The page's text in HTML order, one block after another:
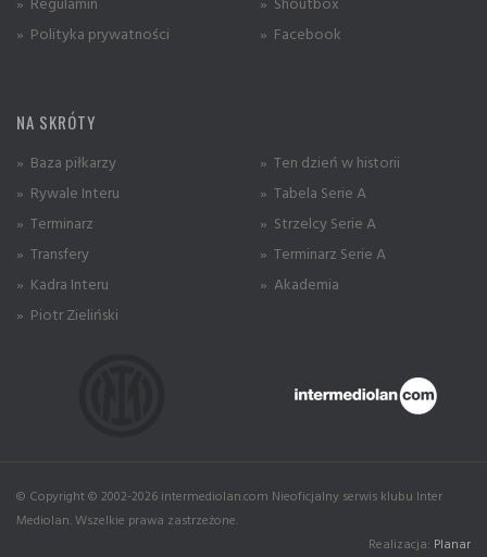
» Polityka prywatności
» Facebook
NA SKRÓTY
» Baza piłkarzy
» Rywale Interu
» Terminarz
» Transfery
» Kadra Interu
» Piotr Zieliński
» Ten dzień w historii
» Tabela Serie A
» Strzelcy Serie A
» Terminarz Serie A
» Akademia
© Copyright © 2002-2026 intermediolan.com Nieoficjalny serwis klubu Inter
Mediolan. Wszelkie prawa zastrzeżone.
Realizacja: Planar